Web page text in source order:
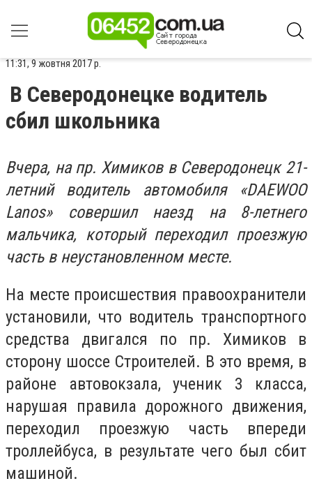
11:31, 9 жовтня 2017 р.
В Северодонецке водитель
сбил школьника
Вчера, на пр. Химиков в Северодонецк 21-
летний водитель автомобиля «DAEWOO
Lanos» совершил наезд на 8-летнего
мальчика, который переходил проезжую
часть в неустановленном месте.
На месте происшествия правоохранители
установили, что водитель транспортного
средства двигался по пр. Химиков в
сторону шоссе Строителей. В это время, в
районе автовокзала, ученик 3 класса,
нарушая правила дорожного движения,
переходил проезжую часть впереди
троллейбуса, в результате чего был сбит
машиной.